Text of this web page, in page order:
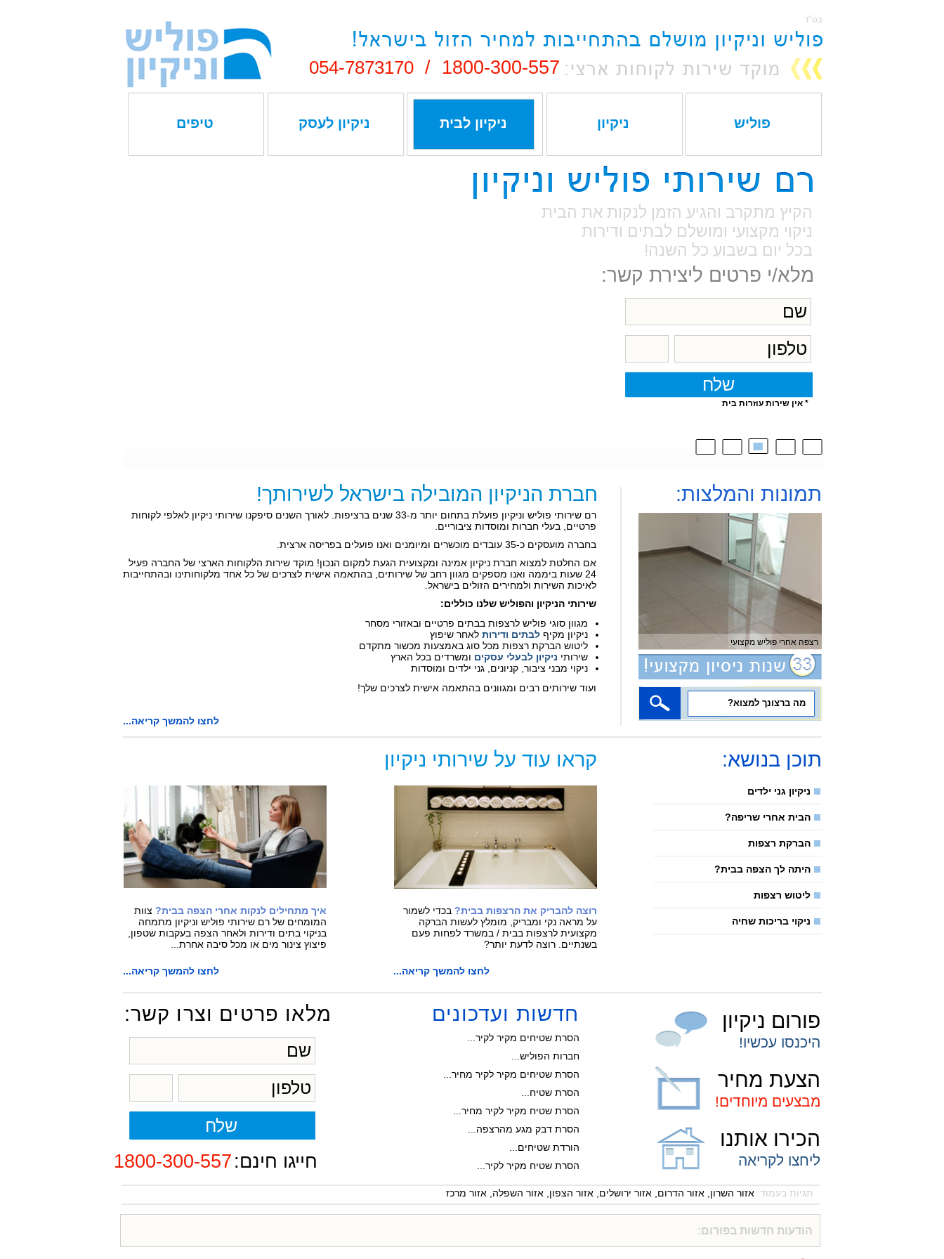
1800-300-557 /
054-7873170
פוליש ניקיון ניקיון לבית ניקיון לעסק טיפים
הקיץ מתקרב והגיע הזמן לנקות את הבית
ניקוי מקצועי ומושלם לבתים ודירות
בכל יום בשבוע כל השנה!
מלא/י פרטים ליצירת קשר:
* אין שירות עוזרות בית
תמונות והמלצות:
מטבח מבריק לאחר ניקוי
חברת הניקיון המובילה בישראל לשירותך!
רם שירותי פוליש וניקיון פועלת בתחום יותר מ-33 שנים ברציפות. לאורך השנים סיפקנו שירותי ניקיון לאלפי לקוחות
פרטיים, בעלי חברות ומוסדות ציבוריים.
בחברה מועסקים כ-35 עובדים מוכשרים ומיומנים ואנו פועלים בפריסה ארצית.
אם החלטת למצוא חברת ניקיון אמינה ומקצועית הגעת למקום הנכון! מוקד שירות הלקוחות הארצי של החברה פעיל
24 שעות ביממה ואנו מספקים מגוון רחב של שירותים, בהתאמה אישית לצרכים של כל אחד מלקוחותינו ובהתחייבות
לאיכות השירות ולמחירים הזולים בישראל.
שירותי הניקיון והפוליש שלנו כוללים:
מגוון סוגי פוליש לרצפות בבתים פרטיים ובאזורי מסחר
ניקיון מקיףלבתים ודירות לאחר שיפוץ
ליטוש הברקת רצפות מכל סוג באמצעות מכשור מתקדם
שירותי ניקיון לבעלי עסקים ומשרדים בכל הארץ
ניקוי מבני ציבור, קניונים, גני ילדים ומוסדות
ועוד שירותים רבים ומגוונים בהתאמה אישית לצרכים שלך!
לחצו להמשך קריאה...
תוכן בנושא:
ניקיון גני ילדים
הבית אחרי שריפה?
הברקת רצפות
היתה לך הצפה בבית?
ליטוש רצפות
ניקוי בריכות שחיה
קראו עוד על שירותי ניקיון
רוצה להבריק את הרצפות בבית? בכדי לשמור
על מראה נקי ומבריק, מומלץ לעשות הברקה
מקצועית לרצפות בבית / במשרד לפחות פעם
בשנתיים. רוצה לדעת יותר?
לחצו להמשך קריאה...
איך מתחילים לנקות אחרי הצפה בבית? צוות
המומחים של רם שירותי פוליש וניקיון מתמחה
בניקוי בתים ודירות ולאחר הצפה בעקבות שטפון,
פיצוץ צינור מים או מכל סיבה אחרת...
לחצו להמשך קריאה...
פורום ניקיון
היכנסו עכשיו!
הצעת מחיר
מבצעים מיוחדים!
הכירו אותנו
ליחצו לקריאה
חדשות ועדכונים
חברת ניקיון בבאר שבע...
הסרת שטיחים מקיר לקיר...
חברות הפוליש...
הסרת שטיחים מקיר לקיר מחיר...
הסרת שטיח...
הסרת שטיח מקיר לקיר מחיר...
הסרת דבק מגע מהרצפה...
הורדת שטיחים...
הסרת שטיח מקיר לקיר...
חברת ניקיון בדרום...
הסרת שטיחים...
מלאו פרטים וצרו קשר:
חייגו חינם: 1800-300-557
תגיות בעמוד:אזור השרון ,אזור הדרום ,אזור ירושלים ,אזור הצפון ,אזור השפלה ,אזור מרכז
הודעות חדשות בפורום: